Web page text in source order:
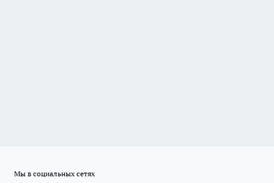
Мы в социальных сетях